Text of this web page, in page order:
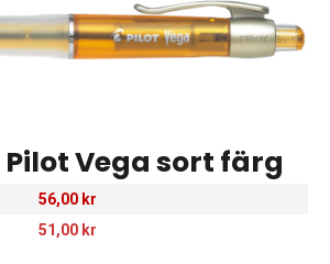
Vega sort färg
56,00 kr
51,00 kr